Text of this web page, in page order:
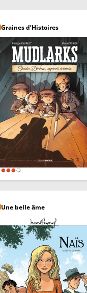
Graines d’Histoires
Une belle âme